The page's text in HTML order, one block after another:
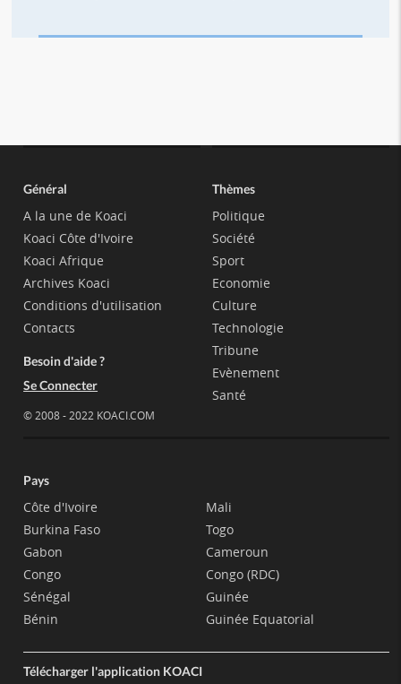
Général
A la une de Koaci
Koaci Côte d'Ivoire
Koaci Afrique
Archives Koaci
Conditions d'utilisation
Contacts
Besoin d'aide ?
Se Connecter
© 2008 - 2022 KOACI.COM
Thèmes
Politique
Société
Sport
Economie
Culture
Technologie
Tribune
Evènement
Santé
Pays
Côte d'Ivoire
Burkina Faso
Gabon
Congo
Sénégal
Bénin
Mali
Togo
Cameroun
Congo (RDC)
Guinée
Guinée Equatorial
Télécharger l'application KOACI